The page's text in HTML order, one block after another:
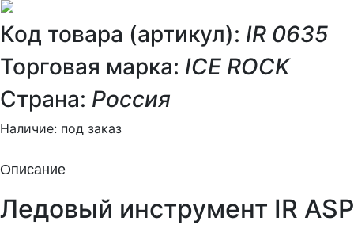
Код товара (артикул): IR 0635
Торговая марка: ICE ROCK
Страна: Россия
Наличие: под заказ
Описание
Ледовый инструмент IR